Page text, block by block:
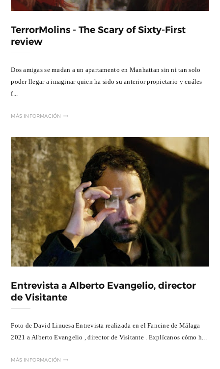
TerrorMolins - The Scary of Sixty-First
review
Dos amigas se mudan a un apartamento en Manhattan sin ni tan solo
poder llegar a imaginar quien ha sido su anterior propietario y cuáles
f...
MÁS INFORMACIÓN
Entrevista a Alberto Evangelio, director
de Visitante
Foto de David Linuesa Entrevista realizada en el Fancine de Málaga
2021 a Alberto Evangelio , director de Visitante . Explícanos cómo h...
MÁS INFORMACIÓN